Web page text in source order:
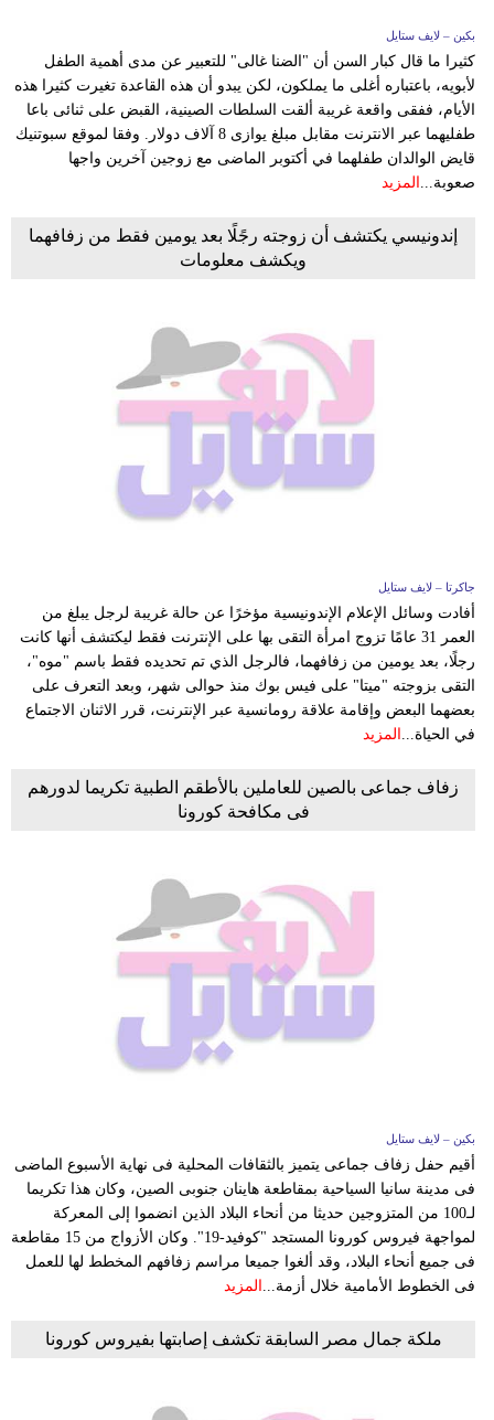
بكين – لايف ستايل
كثيرا ما قال كبار السن أن "الضنا غالى" للتعبير عن مدى أهمية الطفل
لأبويه، باعتباره أغلى ما يملكون، لكن يبدو أن هذه القاعدة تغيرت كثيرا هذه
الأيام، ففقى واقعة غريبة ألقت السلطات الصينية، القبض على ثنائى باعا
طفليهما عبر الانترنت مقابل مبلغ يوازى 8 آلاف دولار. وفقا لموقع سبوتنيك
قايض الوالدان طفلهما في أكتوبر الماضى مع زوجين آخرين واجها
صعوبة... المزيد
إندونيسي يكتشف أن زوجته رجًلًا بعد يومين فقط من زفافهما
ويكشف معلومات
جاكرتا – لايف ستايل
أفادت وسائل الإعلام الإندونيسية مؤخرًا عن حالة غريبة لرجل يبلغ من
العمر 31 عامًا تزوج امرأة التقى بها على الإنترنت فقط ليكتشف أنها كانت
رجلًا، بعد يومين من زفافهما، فالرجل الذي تم تحديده فقط باسم "موه"،
التقى بزوجته "ميتا" على فيس بوك منذ حوالى شهر، وبعد التعرف على
بعضهما البعض وإقامة علاقة رومانسية عبر الإنترنت، قرر الاثنان الاجتماع
في الحياة...
المزيد
زفاف جماعى بالصين للعاملين بالأطقم الطبية تكريما لدورهم
فى مكافحة كورونا
بكين – لايف ستايل
أقيم حفل زفاف جماعى يتميز بالثقافات المحلية فى نهاية الأسبوع الماضى
فى مدينة سانيا السياحية بمقاطعة هاينان جنوبى الصين، وكان هذا تكريما
لـ100 من المتزوجين حديثا من أنحاء البلاد الذين انضموا إلى المعركة
لمواجهة فيروس كورونا المستجد "كوفيد-19". وكان الأزواج من 15 مقاطعة
فى جميع أنحاء البلاد، وقد ألغوا جميعا مراسم زفافهم المخطط لها للعمل
فى الخطوط الأمامية خلال أزمة...
المزيد
ملكة جمال مصر السابقة تكشف إصابتها بفيروس كورونا